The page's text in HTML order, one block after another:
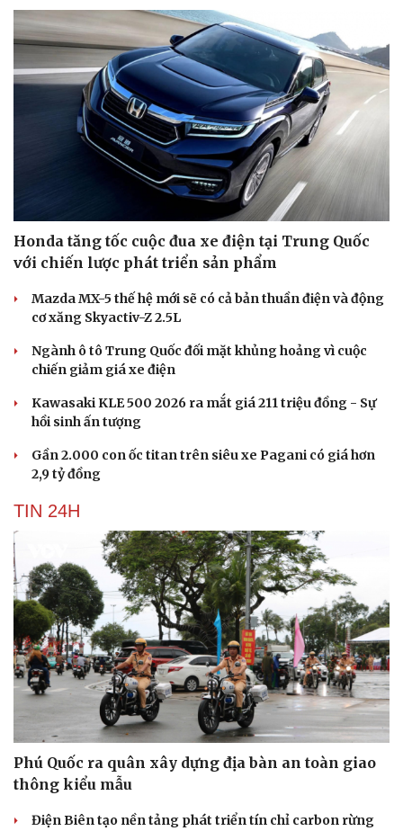
Tư vấn
Săn Tour
check-in
Câu chuyện thời sự
Đọc truyện đêm khuya
Cửa sổ tình yêu
Kể chuyện cho bé
Hạt giống tâm hồn
Honda tăng tốc cuộc đua xe điện tại Trung Quốc
với chiến lược phát triển sản phẩm
Mazda MX-5 thế hệ mới sẽ có cả bản thuần điện và động
cơ xăng Skyactiv-Z 2.5L
Ngành ô tô Trung Quốc đối mặt khủng hoảng vì cuộc
chiến giảm giá xe điện
Kawasaki KLE 500 2026 ra mắt giá 211 triệu đồng - Sự
hồi sinh ấn tượng
Gần 2.000 con ốc titan trên siêu xe Pagani có giá hơn
2,9 tỷ đồng
TIN 24H
Phú Quốc ra quân xây dựng địa bàn an toàn giao
thông kiểu mẫu
Điện Biên tạo nền tảng phát triển tín chỉ carbon rừng